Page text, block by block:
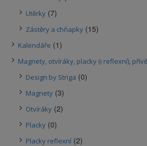
Utěrky (7)
Zástěry a chňapky (15)
Kalendáře (1)
Magnety, otvíráky, placky (i reflexní),
Design by Striga (0)
Magnety (3)
Otvíráky (2)
Placky (0)
Placky reflexní (2)